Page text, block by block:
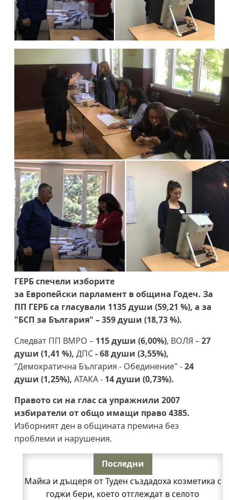
ГЕРБ спечели изборите
за Европейски парламент в община Годеч. За
ПП ГЕРБ са гласували 1135 души (59,21 %), а за
"БСП за България" – 359 души (18,73 %).
Следват ПП ВМРО – 115 души (6,00%), ВОЛЯ –27
души (1,41 %), ДПС- 68 души (3,55%),
"Демократична България - Обединение" -24
души (1,25%), АТАКА - 14 души (0,73%).
Правото си на глас са упражнили 2007
избиратели от общо имащи право 4385.
Изборният ден в общината премина без
проблеми и нарушения.
Последни
Майка и дъщеря от Туден създадоха козметика с
годжи бери, което отглеждат в селото